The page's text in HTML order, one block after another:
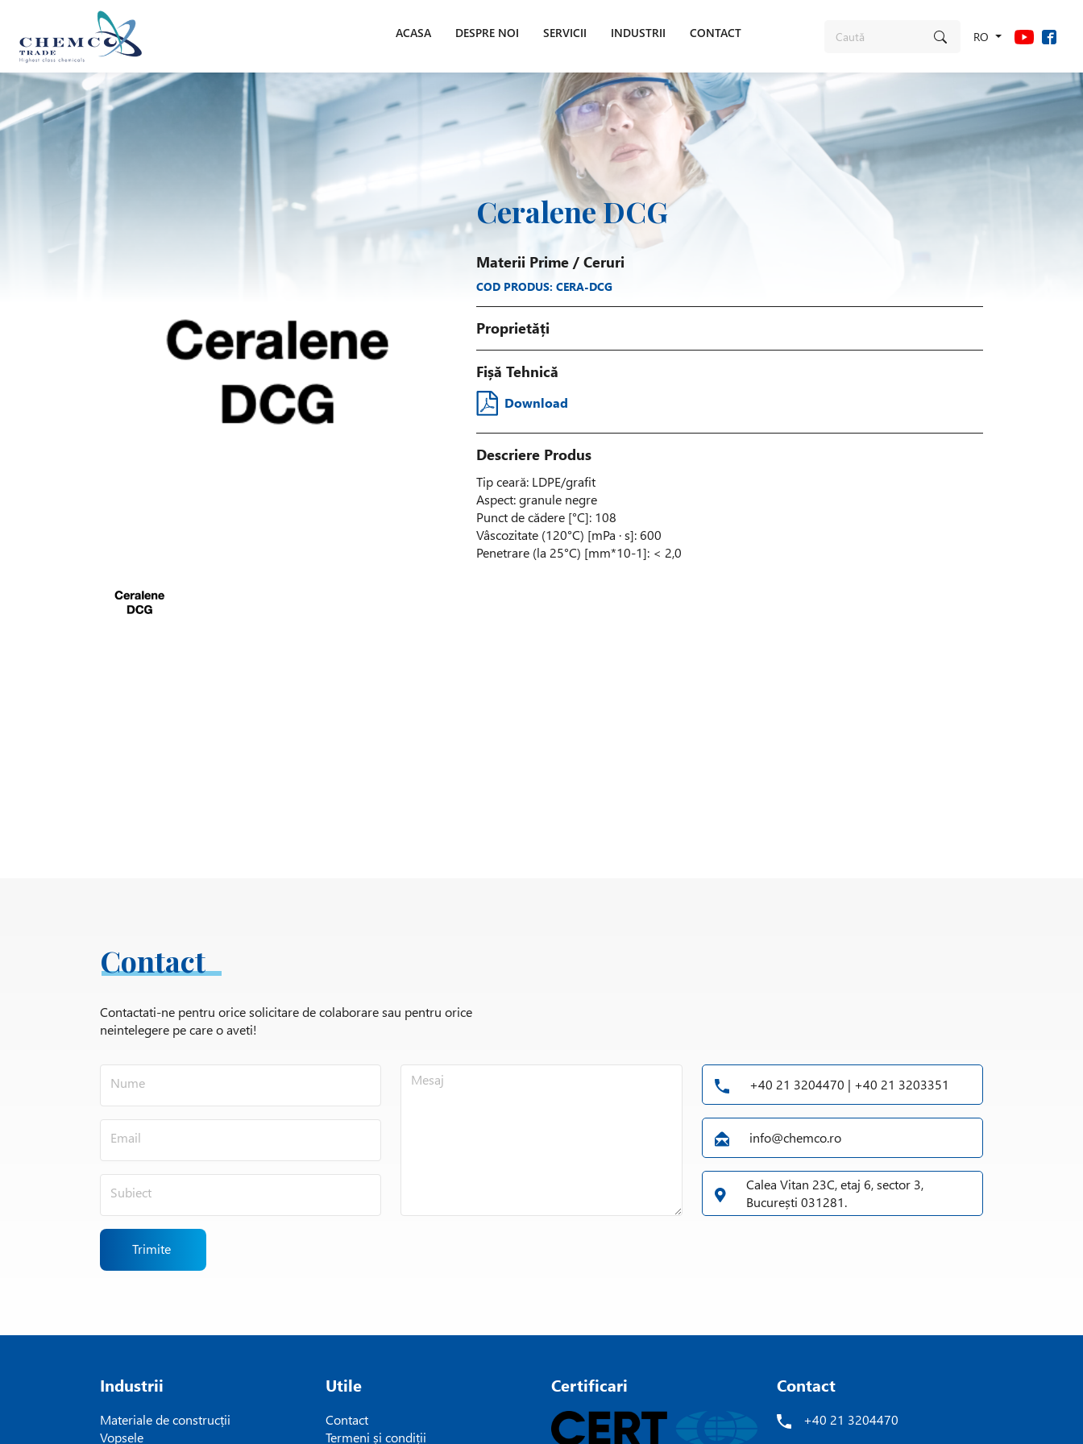
RO
ACASA DESPRE NOI SERVICII INDUSTRII CONTACT
Ceralene DCG
Materii Prime/ Ceruri
COD PRODUS: CERA-DCG
Proprietăți
Fișă Tehnică
Download
Descriere Produs
Tip ceară: LDPE/grafit
Aspect: granule negre
Punct de cădere [°C]: 108
Vâscozitate (120°C) [mPa · s]: 600
Penetrare (la 25°C) [mm*10-1]: < 2,0
Contact
Contactati-ne pentru orice solicitare de colaborare sau pentru orice
neintelegere pe care o aveti!
Trimite
+40 21 3204470 | +40 21 3203351
info@chemco.ro
Calea Vitan 23C, etaj 6, sector 3,
București 031281.
Industrii
Materiale de construcții
Vopsele
Utile
Contact
Termeni și condiții
Contact
+40 21 3204470
Certificari